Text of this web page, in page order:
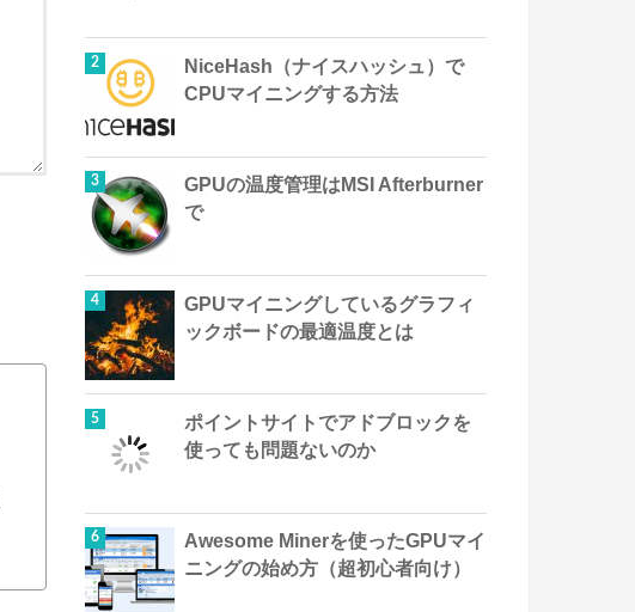
NiceHash（ナイスハッシュ）で
CPUマイニングする方法
GPUの温度管理はMSI Afterburner
で
GPUマイニングしているグラフィ
ックボードの最適温度とは
ポイントサイトでアドブロックを
使っても問題ないのか
Awesome Minerを使ったGPUマイ
ニングの始め方（超初心者向け）